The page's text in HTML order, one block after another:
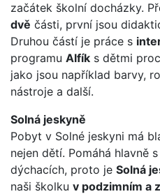
začátek školní docházky.
dvě části, první jsou
Druhou částí je práce s
programu Alfík s dětmi
jako jsou například barvy,
nástroje a další.
Solná jeskyně
Pobyt v Solné jeskyni má
nejen dětí. Pomáhá hlavně
dýchacích, proto je Solná
naši školku v podzimním a